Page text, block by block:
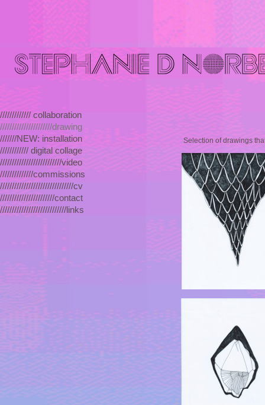
///////////// collaboration
//////////////////////drawing
///////NEW: installation
//////////// digital collage
//////////////////////////video
//////////////commissions
///////////////////////////////cv
///////////////////////contact
////////////////////////////links
Selection of drawings